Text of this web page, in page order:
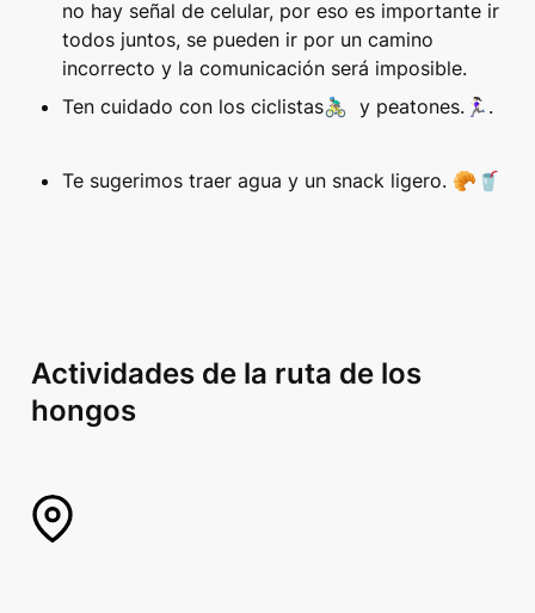
no hay señal de celular, por eso es importante ir
todos juntos, se pueden ir por un camino
incorrecto y la comunicación será imposible.
Ten cuidado con los ciclistas🚴🏽‍♂️  y peatones.🏃🏻‍♀️.
Te sugerimos traer agua y un snack ligero. 🥐🥤
Actividades de la ruta de los
hongos